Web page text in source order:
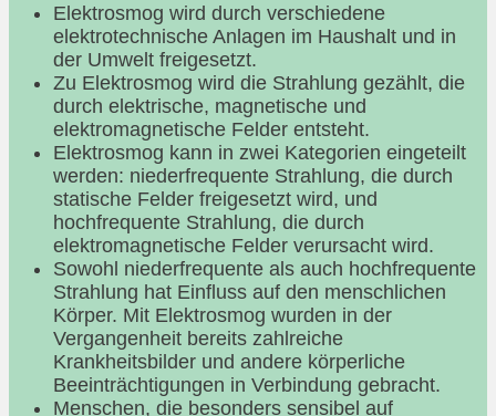
Elektrosmog wird durch verschiedene
elektrotechnische Anlagen im Haushalt und in
der Umwelt freigesetzt.
Zu Elektrosmog wird die Strahlung gezählt, die
durch elektrische, magnetische und
elektromagnetische Felder entsteht.
Elektrosmog kann in zwei Kategorien eingeteilt
werden: niederfrequente Strahlung, die durch
statische Felder freigesetzt wird, und
hochfrequente Strahlung, die durch
elektromagnetische Felder verursacht wird.
Sowohl niederfrequente als auch hochfrequente
Strahlung hat Einfluss auf den menschlichen
Körper. Mit Elektrosmog wurden in der
Vergangenheit bereits zahlreiche
Krankheitsbilder und andere körperliche
Beeinträchtigungen in Verbindung gebracht.
Menschen, die besonders sensibel auf